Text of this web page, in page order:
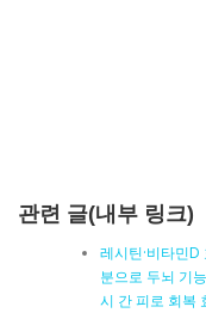
관련 글(내부 링크)
레시틴·비타민
분으로 두뇌 기
시 간 피로 회복